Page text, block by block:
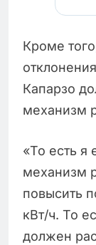
Кроме
Капарзо
механизм
«То есть я
механизм
повысить
кВт/ч. То
должен